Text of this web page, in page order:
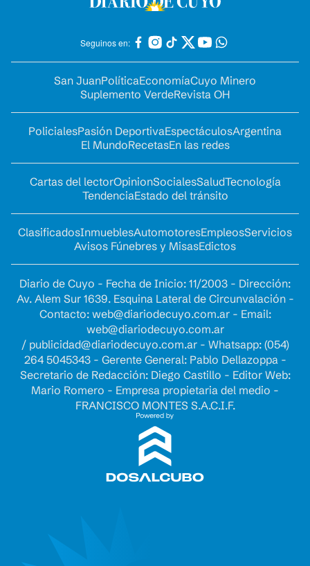
Seguinos en:
San JuanPolíticaEconomíaCuyo Minero
Suplemento VerdeRevista OH
PolicialesPasión DeportivaEspectáculosArgentina
El MundoRecetasEn las redes
Cartas del lectorOpinionSocialesSaludTecnología
TendenciaEstado del tránsito
ClasificadosInmueblesAutomotoresEmpleosServicios
Avisos Fúnebres y MisasEdictos
Diario de Cuyo - Fecha de Inicio: 11/2003 - Dirección:
Av. Alem Sur 1639. Esquina Lateral de Circunvalación -
Contacto: web@diariodecuyo.com.ar- Email:
web@diariodecuyo.com.ar
/ publicidad@diariodecuyo.com.ar- Whatsapp: (054)
264 5045343 - Gerente General: Pablo Dellazoppa -
Secretario de Redacción: Diego Castillo - Editor Web:
Mario Romero - Empresa propietaria del medio -
FRANCISCO MONTES S.A.C.I.F.